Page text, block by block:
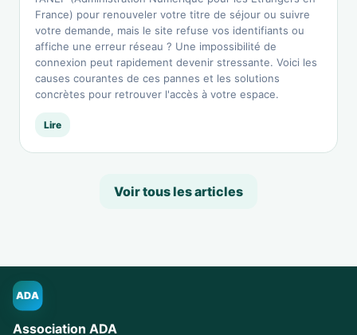
France) pour renouveler votre titre de séjour ou suivre
votre demande, mais le site refuse vos identifiants ou
affiche une erreur réseau ? Une impossibilité de
connexion peut rapidement devenir stressante. Voici les
causes courantes de ces pannes et les solutions
concrètes pour retrouver l'accès à votre espace.
Lire
Voir tous les articles
ADA
Association ADA